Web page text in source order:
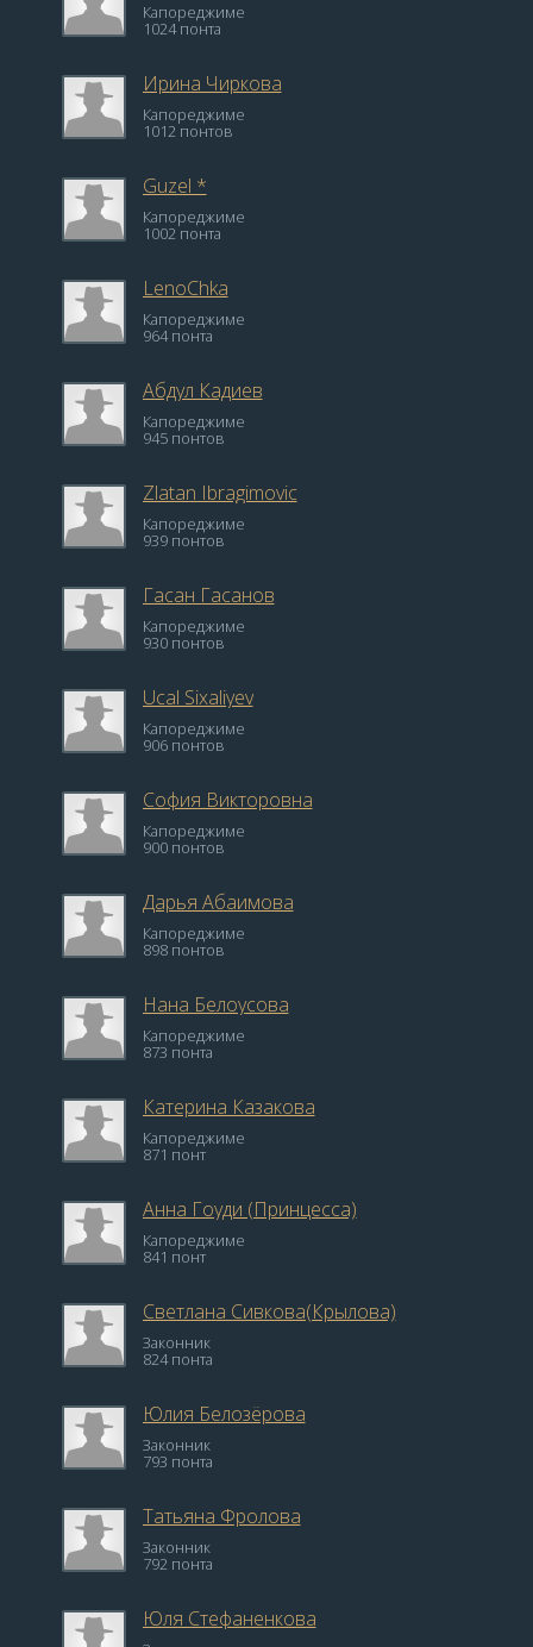
Капореджиме
1024 понта
Ирина Чиркова
Капореджиме
1012 понтов
Guzel *
Капореджиме
1002 понта
LenoChka
Капореджиме
964 понта
Абдул Кадиев
Капореджиме
945 понтов
Zlatan Ibragimovic
Капореджиме
939 понтов
Гасан Гасанов
Капореджиме
930 понтов
Ucal Sixaliyev
Капореджиме
906 понтов
София Викторовна
Капореджиме
900 понтов
Дарья Абаимова
Капореджиме
898 понтов
Нана Белоусова
Капореджиме
873 понта
Катерина Казакова
Капореджиме
871 понт
Анна Гоуди (Принцесса)
Капореджиме
841 понт
Светлана Сивкова(Крылова)
Законник
824 понта
Юлия Белозёрова
Законник
793 понта
Татьяна Фролова
Законник
792 понта
Юля Стефаненкова